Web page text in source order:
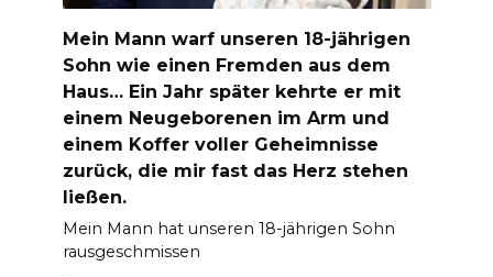
Mein Mann warf unseren 18-jährigen
Sohn wie einen Fremden aus dem
Haus… Ein Jahr später kehrte er mit
einem Neugeborenen im Arm und
einem Koffer voller Geheimnisse
zurück, die mir fast das Herz stehen
ließen.
Mein Mann hat unseren 18-jährigen Sohn
rausgeschmissen